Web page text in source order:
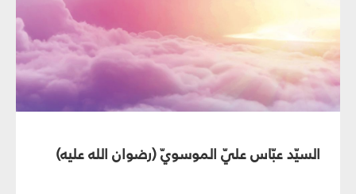
السيّد عبّاس عليّ الموسويّ (رضوان الله عليه)